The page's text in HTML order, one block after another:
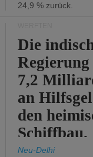
24,9 % zurück.
Die
7,2
an
den
Schiffbau.
Neu-Delhi